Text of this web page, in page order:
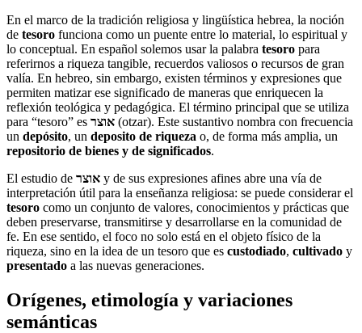
En el marco de la tradición religiosa y lingüística hebrea, la noción
de tesoro funciona como un puente entre lo material, lo espiritual y
lo conceptual. En español solemos usar la palabra tesoro para
referirnos a riqueza tangible, recuerdos valiosos o recursos de gran
valía. En hebreo, sin embargo, existen términos y expresiones que
permiten matizar ese significado de maneras que enriquecen la
reflexión teológica y pedagógica. El término principal que se utiliza
para “tesoro” es אוצר (otzar). Este sustantivo nombra con frecuencia
un depósito, un deposito de riqueza o, de forma más amplia, un
repositorio de bienes y de significados.
El estudio de אוצר y de sus expresiones afines abre una vía de
interpretación útil para la enseñanza religiosa: se puede considerar el
tesoro como un conjunto de valores, conocimientos y prácticas que
deben preservarse, transmitirse y desarrollarse en la comunidad de
fe. En ese sentido, el foco no solo está en el objeto físico de la
riqueza, sino en la idea de un tesoro que es custodiado, cultivado y
presentado a las nuevas generaciones.
Orígenes, etimología y variaciones
semánticas